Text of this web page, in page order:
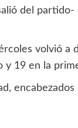
del partido-
volvió a
y 19 en la